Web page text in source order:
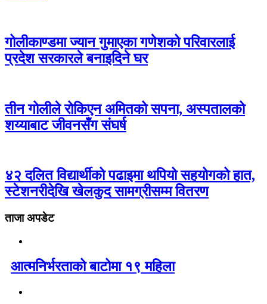
गोलीकाण्डमा ज्यान गुमाएका गणेशको परिवारलाई
प्रदेश सरकारले बनाइदिने घर
तीन गोलीले रोकिएन अमितको सपना, अस्पतालको
शय्याबाट जीवनसँग संघर्ष
४२ दलित विद्यार्थीको पढाइमा थपियो सहयोगको हात,
स्टेशनरीदेखि खेलकुद सामग्रीसम्म वितरण
ताजा अपडेट
आत्मनिर्भरताको बाटोमा १९ महिला